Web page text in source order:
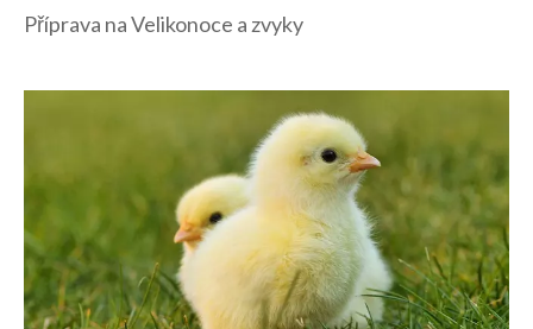
Příprava na Velikonoce a zvyky